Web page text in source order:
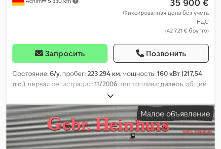
Фиксированная цена без учета
НДС
(42 721 € брутто)
Запросить Позвонить
Состояние:б/у, пробег:223 294 км, мощность:160 кВт (217,54
л.с.), первая регистрация:11/2006, тип топлива:дизель, общий
, конфигурация осей:
передачи:полуавтоматический, класс выбросов:Евро 3,
Оборудование:ABS, кондиционер, кран, отопитель
стояночный, полный привод, попал в аварию,
Малое объявление